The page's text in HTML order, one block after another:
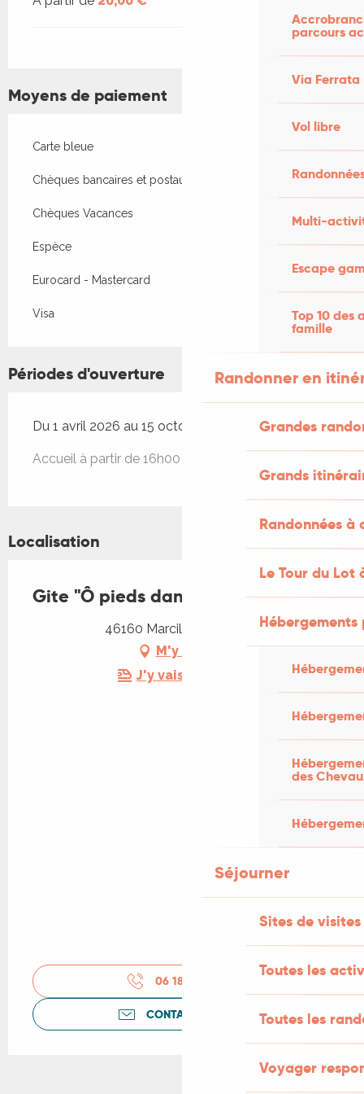
parcours
Via Ferrata
Vol libre
Multi-
Escape
Top 10 des
famille
Randonner en
Grandes
Grands
Randonnées
Le Tour du Lot
des
Séjourner
Sites de visites
Toutes les
Toutes les
Voyager
Moyens de paiement
Carte bleue
Chèques bancaires et postaux
Chèques Vacances
Espèce
Eurocard - Mastercard
Visa
Périodes d'ouverture
Du 1 avril 2026 au 15 octobre 2026
Accueil à partir de 16h00
Localisation
Gite "Ô pieds dans l'eau"
46160 Marcilhac-sur-Célé
M'y rendre
J'y vais en train !
06 18 98 26
CONTACTEZ-NOUS